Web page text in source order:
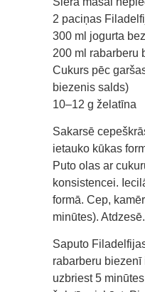
2 paciņas
300 ml jogurta
200 ml rabarberu
Cukurs pēc
biezenis salds)
10–12 g želatīna
Sakarsē
ietauko kūkas
Puto olas ar
konsistencei.
formā. Cep,
minūtes). Atdzesē.
Saputo
rabarberu
uzbriest 5